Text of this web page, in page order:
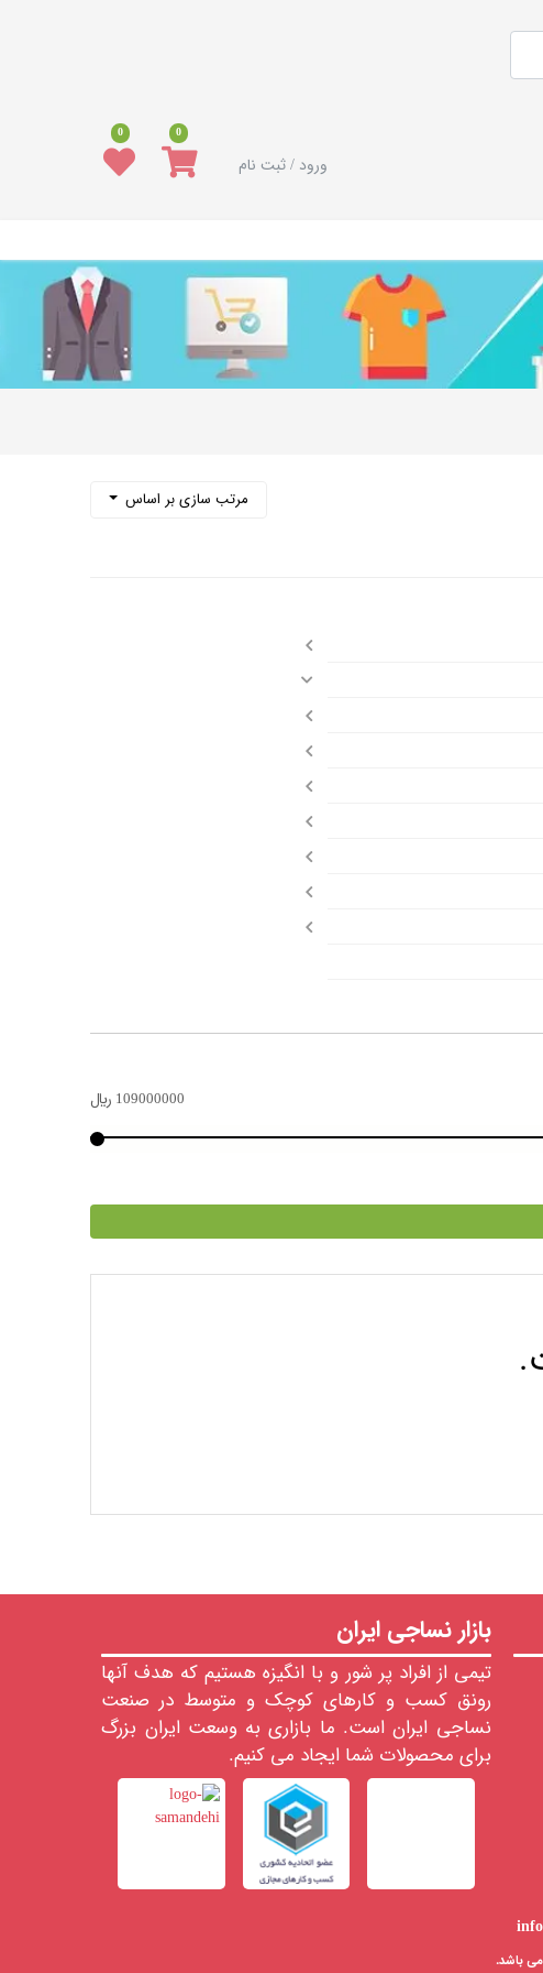
ورود / ثبت نام
0
0
مرتب سازی بر اساس
109000000 ﷼
بازار نساجی ایران
تیمی از افراد پر شور و با انگیزه هستیم که هدف آنها
رونق کسب و کارهای کوچک و متوسط در صنعت
نساجی ایران است. ما بازاری به وسعت ایران بزرگ
برای محصولات شما ایجاد می کنیم.
می باشد.